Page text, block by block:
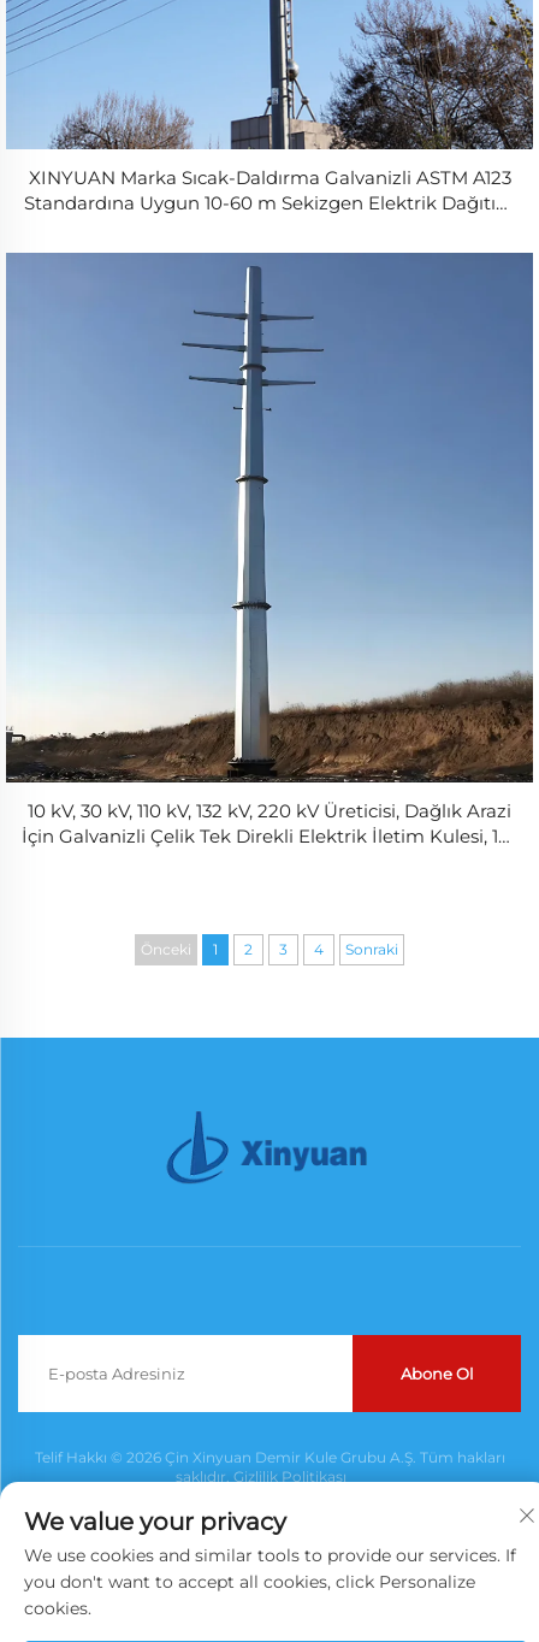
XINYUAN Marka Sıcak-Daldırma Galvanizli ASTM A123
Standardına Uygun 10-60 m Sekizgen Elektrik Dağıtım
50 Yıl Dayanıklılık
10 kV, 30 kV, 110 kV, 132 kV, 220 kV Üreticisi, Dağlık Arazi
İçin Galvanizli Çelik Tek Direkli Elektrik İletim Kulesi, 10-
Önceki 1 2 3 4 Sonraki
Abone Ol
Telif Hakkı © 2026 Çin Xinyuan Demir Kule Grubu A.Ş. Tüm hakları
saklıdır. Gizlilik Politikası
We value your privacy
We use cookies and similar tools to provide our services. If
you don't want to accept all cookies, click Personalize
cookies.